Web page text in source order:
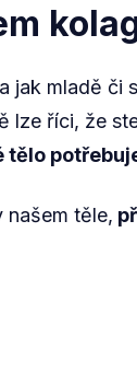
jak mladě či
lze říci, že
tělo
našem těle,